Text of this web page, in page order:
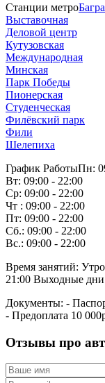
Станции метро
Выставочная
Деловой центр
Кутузовская
Международная
Минская
Парк Победы
Пионерская
Студенческая
Филёвский парк
Фили
Шелепиха
График РаботыПн:
Вт: 09:00 - 22:00
Ср: 09:00 - 22:00
Чт : 09:00 - 22:00
Пт: 09:00 - 22:00
Сб.: 09:00 - 22:00
Вс.: 09:00 - 22:00
Время занятий:
21:00 Выходные
Документы: -
- Предоплата 10
Отзывы про